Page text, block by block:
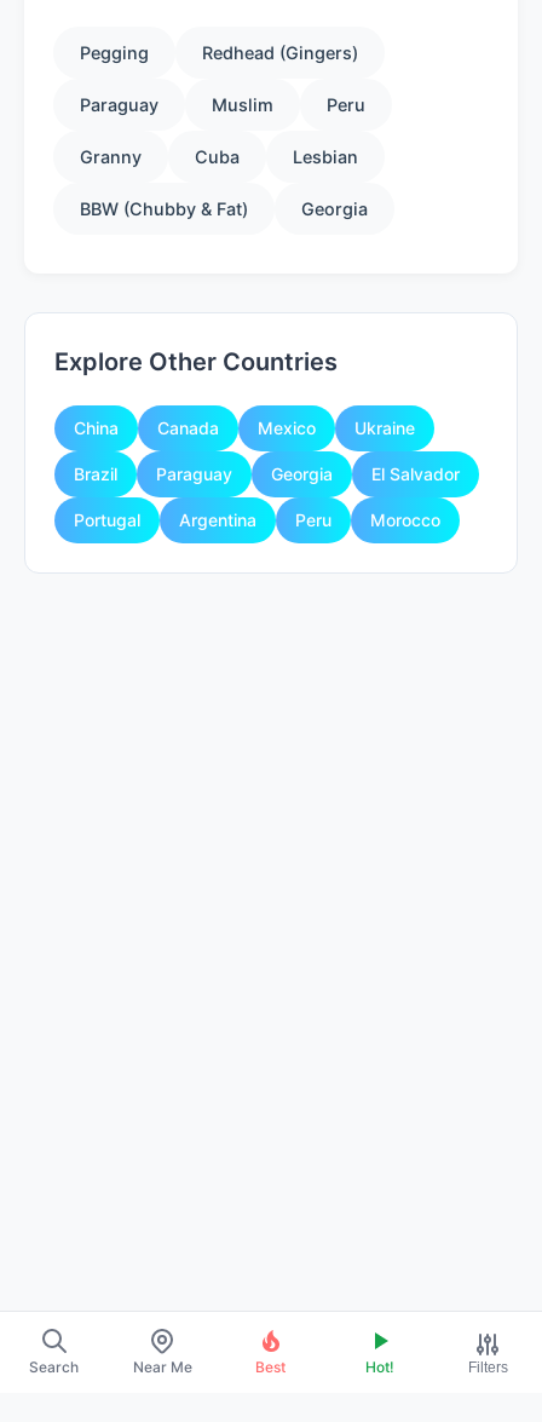
Pegging Redhead (Gingers)
Paraguay Muslim Peru
Granny Cuba Lesbian
BBW (Chubby & Fat) Georgia
Explore Other Countries
China Canada Mexico Ukraine
Brazil Paraguay Georgia El Salvador
Portugal Argentina Peru Morocco
Search Near Me Best Hot! Filters